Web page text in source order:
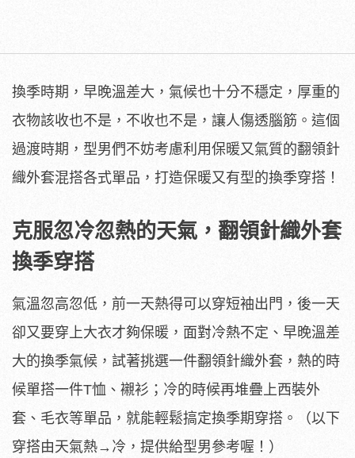
換季時期，早晚溫差大，氣候也十分不穩定，厚重的
衣物該收也不是，不收也不是，讓人傷透腦筋。這個
過渡時期，型男們不妨考慮利用保暖又氣質的翻領針
織外套混搭各式單品，打造保暖又有型的換季穿搭！
克服忽冷忽熱的天氣，翻領針織外套
換季穿搭
氣溫忽高忽低，前一天熱得可以穿短袖出門，後一天
卻又要穿上大衣才夠保暖，面對冷熱不定、早晚溫差
大的換季氣候，試著挑選一件翻領針織外套，熱的時
候單搭一件T恤、襯衫；冷的時候再堆疊上西裝外
套、毛衣等單品，就能輕鬆搞定換季期穿搭。（以下
穿搭由天氣熱→冷，提供給型男參考喔！）